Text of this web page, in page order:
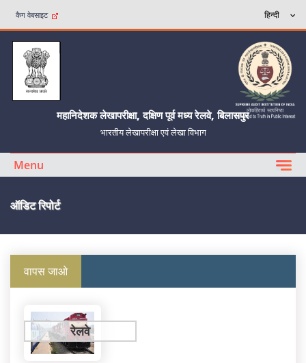
कैग वेबसाइट
महानिदेशक लेखापरीक्षा, दक्षिण पूर्व मध्य रेलवे, बिलासपुर
भारतीय लेखापरीक्षा एवं लेखा विभाग
Menu
ऑडिट रिपोर्ट
वापस जाओ
रेलवे